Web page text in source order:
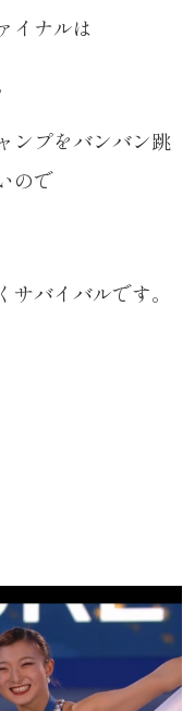
イナルは
ンプをバンバン跳
ので
バイバルです。